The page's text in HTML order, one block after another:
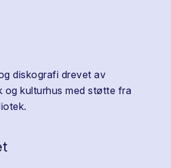
diskografi drevet av
og kulturhus med støtte fra